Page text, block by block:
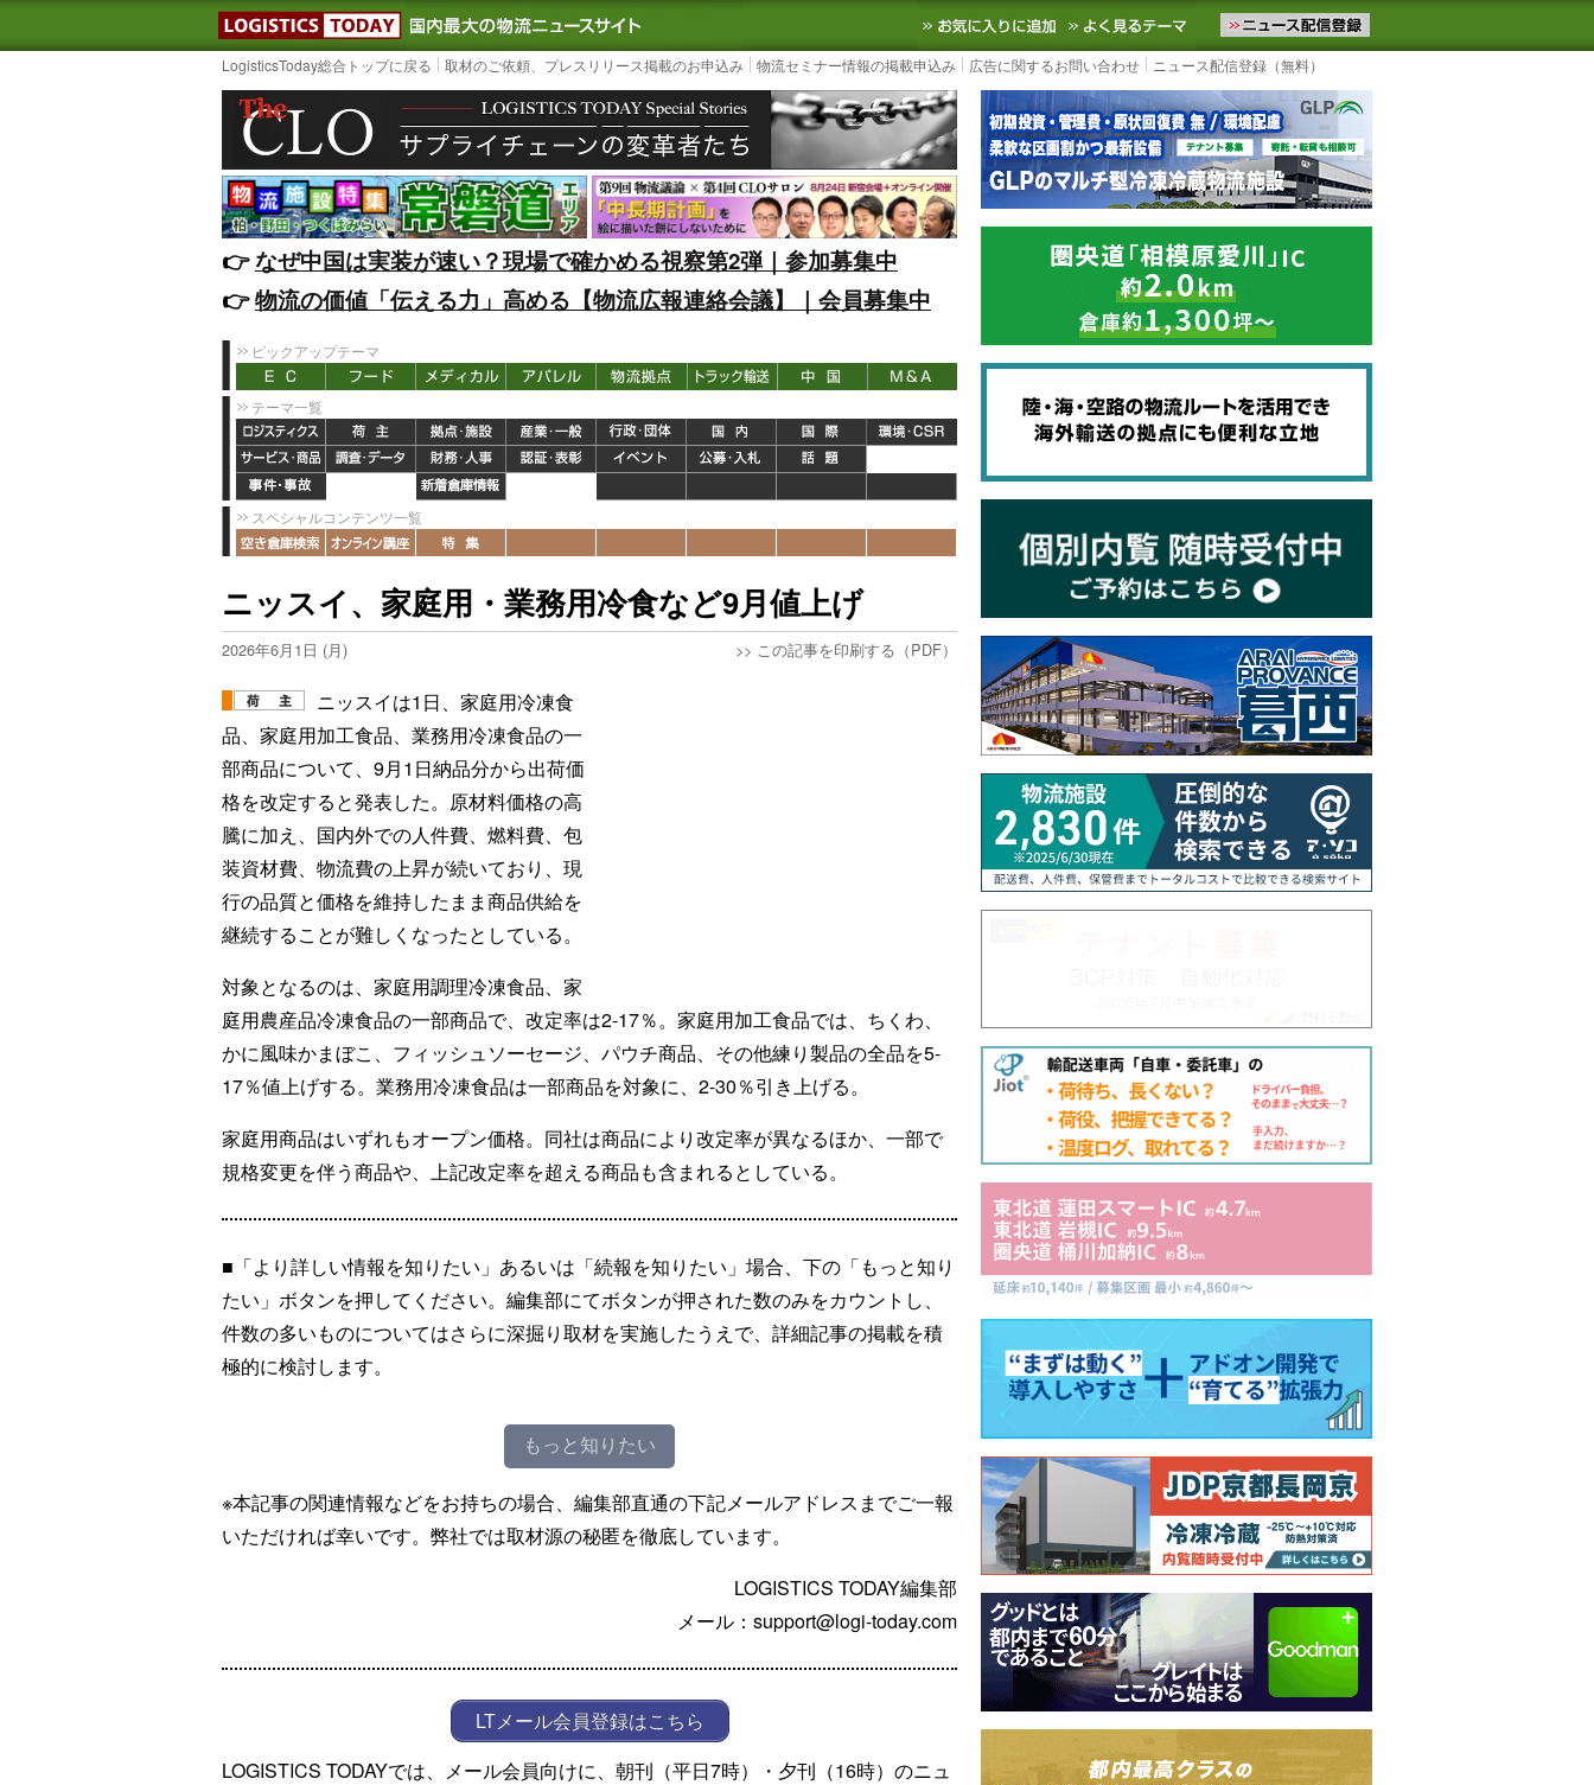
LOGISTICS TODAY｜国内最大の物流ニュースサイト3PL, SCMなど国内外の最新の物流ニュースをお届けします。物流ニュースメール配信を登録す
お気に入りに追加 よく見るテーマ
LogisticsToday総合トップに戻る 取材のご依頼、プレスリリース掲載のお申込み 物流セミナー情報の掲載申込み 広告に関するお問い合わせ ニュース配信登録（無料）
👉️なぜ中国は実装が速い？現場で確かめる視察第2弾｜参加募集中
👉️物流の価値「伝える力」高める【物流広報連絡会議】｜会員募集中
ピックアップテーマ
テーマ一覧
スペシャルコンテンツ一覧
ニッスイ、家庭用・業務用冷食など9月値上げ
2026年6月1日 (月) >> この記事を印刷する（PDF）
ニッスイは1日、家庭用冷凍食
品、家庭用加工食品、業務用冷凍食品の一
部商品について、9月1日納品分から出荷価
格を改定すると発表した。原材料価格の高
騰に加え、国内外での人件費、燃料費、包
装資材費、物流費の上昇が続いており、現
行の品質と価格を維持したまま商品供給を
継続することが難しくなったとしている。
対象となるのは、家庭用調理冷凍食品、家
庭用農産品冷凍食品の一部商品で、改定率は2-17％。家庭用加工食品では、ちくわ、
かに風味かまぼこ、フィッシュソーセージ、パウチ商品、その他練り製品の全品を5-
17％値上げする。業務用冷凍食品は一部商品を対象に、2-30％引き上げる。
家庭用商品はいずれもオープン価格。同社は商品により改定率が異なるほか、一部で
規格変更を伴う商品や、上記改定率を超える商品も含まれるとしている。
■「より詳しい情報を知りたい」あるいは「続報を知りたい」場合、下の「もっと知り
たい」ボタンを押してください。編集部にてボタンが押された数のみをカウントし、
件数の多いものについてはさらに深掘り取材を実施したうえで、詳細記事の掲載を積
極的に検討します。
もっと知りたい
※本記事の関連情報などをお持ちの場合、編集部直通の下記メールアドレスまでご一報
いただければ幸いです。弊社では取材源の秘匿を徹底しています。
LOGISTICS TODAY編集部
メール：support@logi-today.com
LTメール会員登録はこちら
LOGISTICS TODAYでは、メール会員向けに、朝刊（平日7時）・夕刊（16時）のニュ